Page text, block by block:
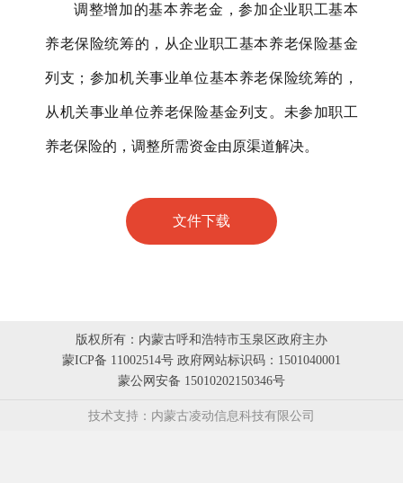
调整增加的基本养老金，参加企业职工基本
养老保险统筹的，从企业职工基本养老保险基金
列支；参加机关事业单位基本养老保险统筹的，
从机关事业单位养老保险基金列支。未参加职工
养老保险的，调整所需资金由原渠道解决。
文件下载
版权所有：内蒙古呼和浩特市玉泉区政府主办
蒙ICP备 11002514号 政府网站标识码：1501040001
蒙公网安备 15010202150346号
技术支持：内蒙古凌动信息科技有限公司